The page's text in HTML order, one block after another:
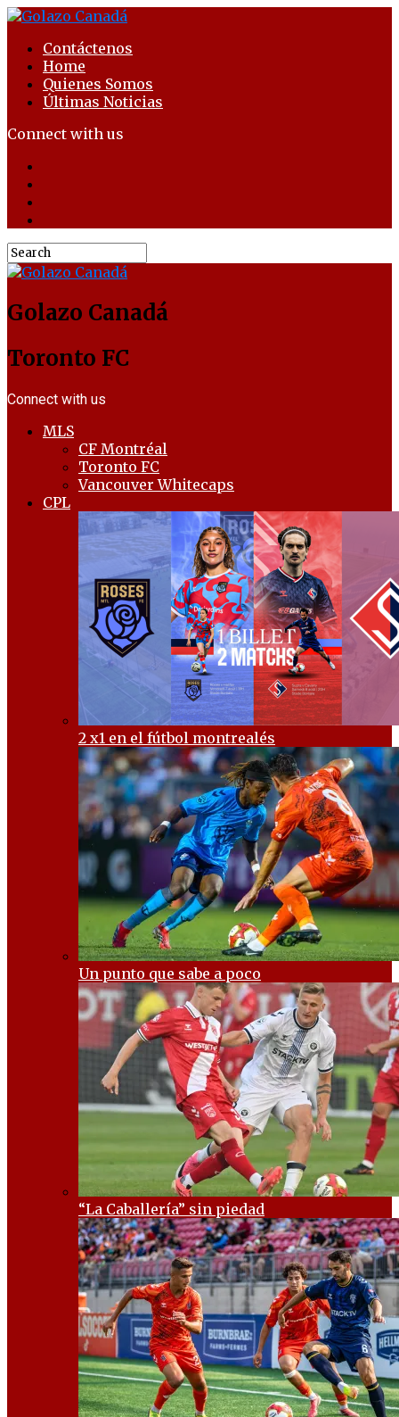
Contáctenos
Home
Quienes Somos
Últimas Noticias
Connect with us
Golazo Canadá
Toronto FC
Connect with us
MLS
CF Montréal
Toronto FC
Vancouver Whitecaps
CPL
2 x1 en el fútbol montrealés
Un punto que sabe a poco
“La Caballería” sin piedad